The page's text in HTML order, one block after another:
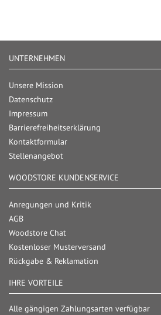
UNTERNEHMEN
Unsere Mission
Datenschutz
Impressum
Barrierefreiheitserklärung
Kontaktformular
Stellenangebot
WOODSTORE KUNDENSERVICE
Anregungen und Kritik
AGB
Woodstore Chat
Kostenloser Musterversand
Rückgabe & Reklamation
IHRE VORTEILE
Alle gängigen Zahlungsarten verfügbar